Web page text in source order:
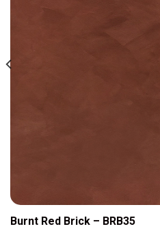
Burnt Red Brick – BRB35